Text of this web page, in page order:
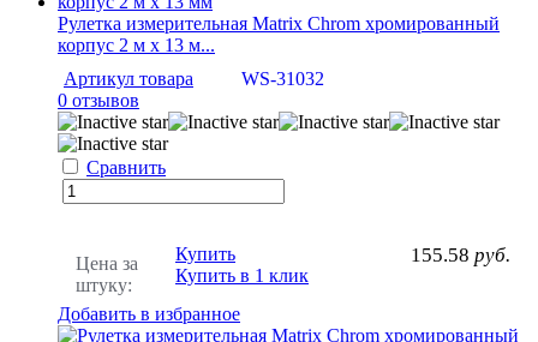
Рулетка измерительная Matrix Chrom хромированный
корпус 2 м x 13 м...
Артикул товара
WS-31032
0 отзывов
Сравнить
Цена за
штуку:
155.58 руб.
Купить
Купить в 1 клик
Добавить в избранное